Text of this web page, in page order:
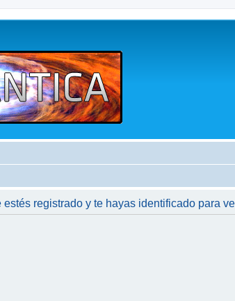
registrado y te hayas identificado para